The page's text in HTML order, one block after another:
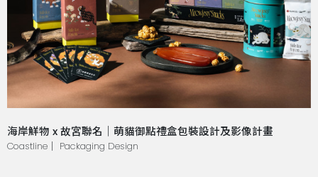
海岸鮮物 x 故宮聯名｜萌貓御點禮盒包裝設計及影像計畫
Coastline｜ Packaging Design